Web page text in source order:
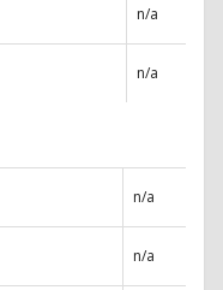
n/a
n/a
n/a
n/a